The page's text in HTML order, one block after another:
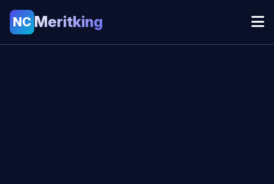
NC Meritking